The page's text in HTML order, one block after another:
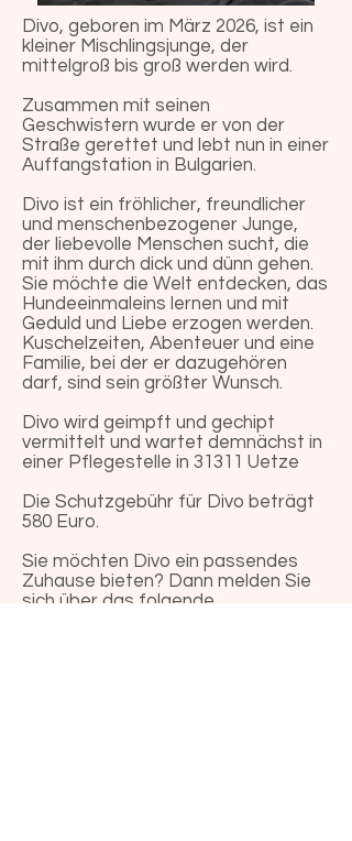
Divo, geboren im März 2026, ist ein
kleiner Mischlingsjunge, der
mittelgroß bis groß werden wird.
Zusammen mit seinen
Geschwistern wurde er von der
Straße gerettet und lebt nun in einer
Auffangstation in Bulgarien.
Divo ist ein fröhlicher, freundlicher
und menschenbezogener Junge,
der liebevolle Menschen sucht, die
mit ihm durch dick und dünn gehen.
Sie möchte die Welt entdecken, das
Hundeeinmaleins lernen und mit
Geduld und Liebe erzogen werden.
Kuschelzeiten, Abenteuer und eine
Familie, bei der er dazugehören
darf, sind sein größter Wunsch.
Divo wird geimpft und gechipt
vermittelt und wartet demnächst in
einer Pflegestelle in 31311 Uetze
Die Schutzgebühr für Divo beträgt
580 Euro.
Sie möchten Divo ein passendes
Zuhause bieten? Dann melden Sie
sich über das folgende